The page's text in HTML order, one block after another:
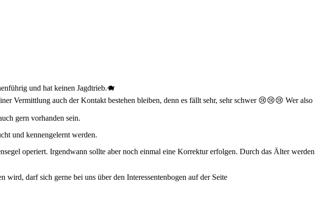
und hat keinen Jagdtrieb.🐗
Vermittlung auch der Kontakt bestehen bleiben, denn es fällt sehr, sehr schwer 😢😢😢 Wer also
gern vorhanden sein.
und kennengelernt werden.
operiert. Irgendwann sollte aber noch einmal eine Korrektur erfolgen. Durch das Älter werden
darf sich gerne bei uns über den Interessentenbogen auf der Seite